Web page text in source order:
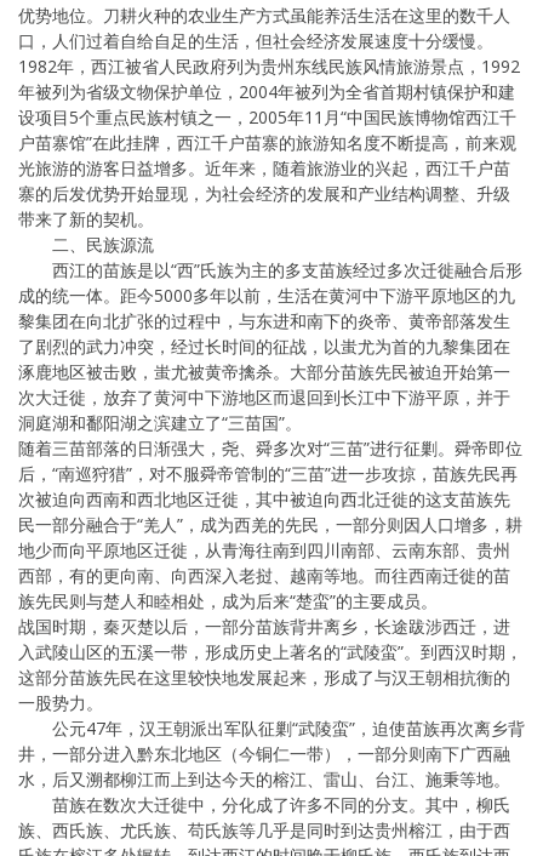
优势地位。刀耕火种的农业生产方式虽能养活生活在这里的数千人
口，人们过着自给自足的生活，但社会经济发展速度十分缓慢。
1982年，西江被省人民政府列为贵州东线民族风情旅游景点，1992
年被列为省级文物保护单位，2004年被列为全省首期村镇保护和建
设项目5个重点民族村镇之一，2005年11月“中国民族博物馆西江千
户苗寨馆”在此挂牌，西江千户苗寨的旅游知名度不断提高，前来观
光旅游的游客日益增多。近年来，随着旅游业的兴起，西江千户苗
寨的后发优势开始显现，为社会经济的发展和产业结构调整、升级
带来了新的契机。
二、民族源流
西江的苗族是以“西”氏族为主的多支苗族经过多次迁徙融合后形
成的统一体。距今5000多年以前，生活在黄河中下游平原地区的九
黎集团在向北扩张的过程中，与东进和南下的炎帝、黄帝部落发生
了剧烈的武力冲突，经过长时间的征战，以蚩尤为首的九黎集团在
涿鹿地区被击败，蚩尤被黄帝擒杀。大部分苗族先民被迫开始第一
次大迁徙，放弃了黄河中下游地区而退回到长江中下游平原，并于
洞庭湖和鄱阳湖之滨建立了“三苗国”。
随着三苗部落的日渐强大，尧、舜多次对“三苗”进行征剿。舜帝即位
后，“南巡狩猎”，对不服舜帝管制的“三苗”进一步攻掠，苗族先民再
次被迫向西南和西北地区迁徙，其中被迫向西北迁徙的这支苗族先
民一部分融合于“羌人”，成为西羌的先民，一部分则因人口增多，耕
地少而向平原地区迁徙，从青海往南到四川南部、云南东部、贵州
西部，有的更向南、向西深入老挝、越南等地。而往西南迁徙的苗
族先民则与楚人和睦相处，成为后来“楚蛮”的主要成员。
战国时期，秦灭楚以后，一部分苗族背井离乡，长途跋涉西迁，进
入武陵山区的五溪一带，形成历史上著名的“武陵蛮”。到西汉时期，
这部分苗族先民在这里较快地发展起来，形成了与汉王朝相抗衡的
一股势力。
公元47年，汉王朝派出军队征剿“武陵蛮”，迫使苗族再次离乡背
井，一部分进入黔东北地区（今铜仁一带），一部分则南下广西融
水，后又溯都柳江而上到达今天的榕江、雷山、台江、施秉等地。
苗族在数次大迁徙中，分化成了许多不同的分支。其中，柳氏
族、西氏族、尤氏族、苟氏族等几乎是同时到达贵州榕江，由于西